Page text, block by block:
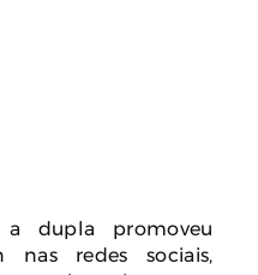
dupla promoveu
nas redes sociais,